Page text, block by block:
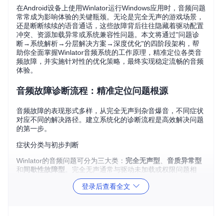
在Android设备上使用Winlator运行Windows应用时，音频问题
常常成为影响体验的关键瓶颈。无论是完全无声的游戏场景，
还是断断续续的语音通话，这些故障背后往往隐藏着驱动配置
冲突、资源加载异常或系统兼容性问题。本文将通过"问题诊
断→系统解析→分层解决方案→深度优化"的四阶段架构，帮
助你全面掌握Winlator音频系统的工作原理，精准定位各类音
频故障，并实施针对性的优化策略，最终实现稳定流畅的音频
体验。
音频故障诊断流程：精准定位问题根源
音频故障的表现形式多样，从完全无声到杂音爆音，不同症状
对应不同的解决路径。建立系统化的诊断流程是高效解决问题
的第一步。
症状分类与初步判断
Winlator的音频问题可分为三大类： 完全无声型
音质异常型
和间歇性故障型 。完全无声通常与驱动未加载或权限问题相
关；音质异常（如爆音、卡顿）多由缓冲区配置不当引起；间
歇性故障则可能涉及资源竞争或设备兼容性问题。
登录后查看全文